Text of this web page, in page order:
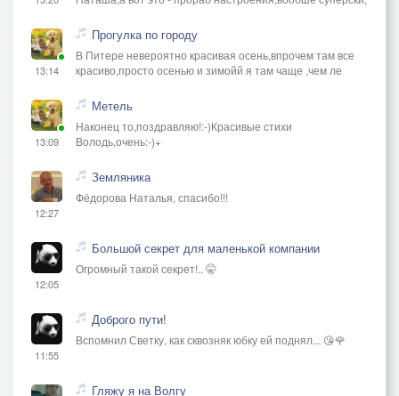
13:14
Прогулка по городу
В Питере невероятно красивая осень,впрочем там все
красиво,просто осенью и зимойй я там чаще ,чем ле
13:09
Метель
Наконец то,поздравляю!:-)Красивые стихи
Володь,очень:-)+
12:27
Земляника
Фёдорова Наталья, спасибо!!!
12:05
Большой секрет для маленькой компании
Огромный такой секрет!.. 🤫
11:55
Доброго пути!
Вспомнил Светку, как сквозняк юбку ей поднял... 😘🌹
Гляжу я на Волгу